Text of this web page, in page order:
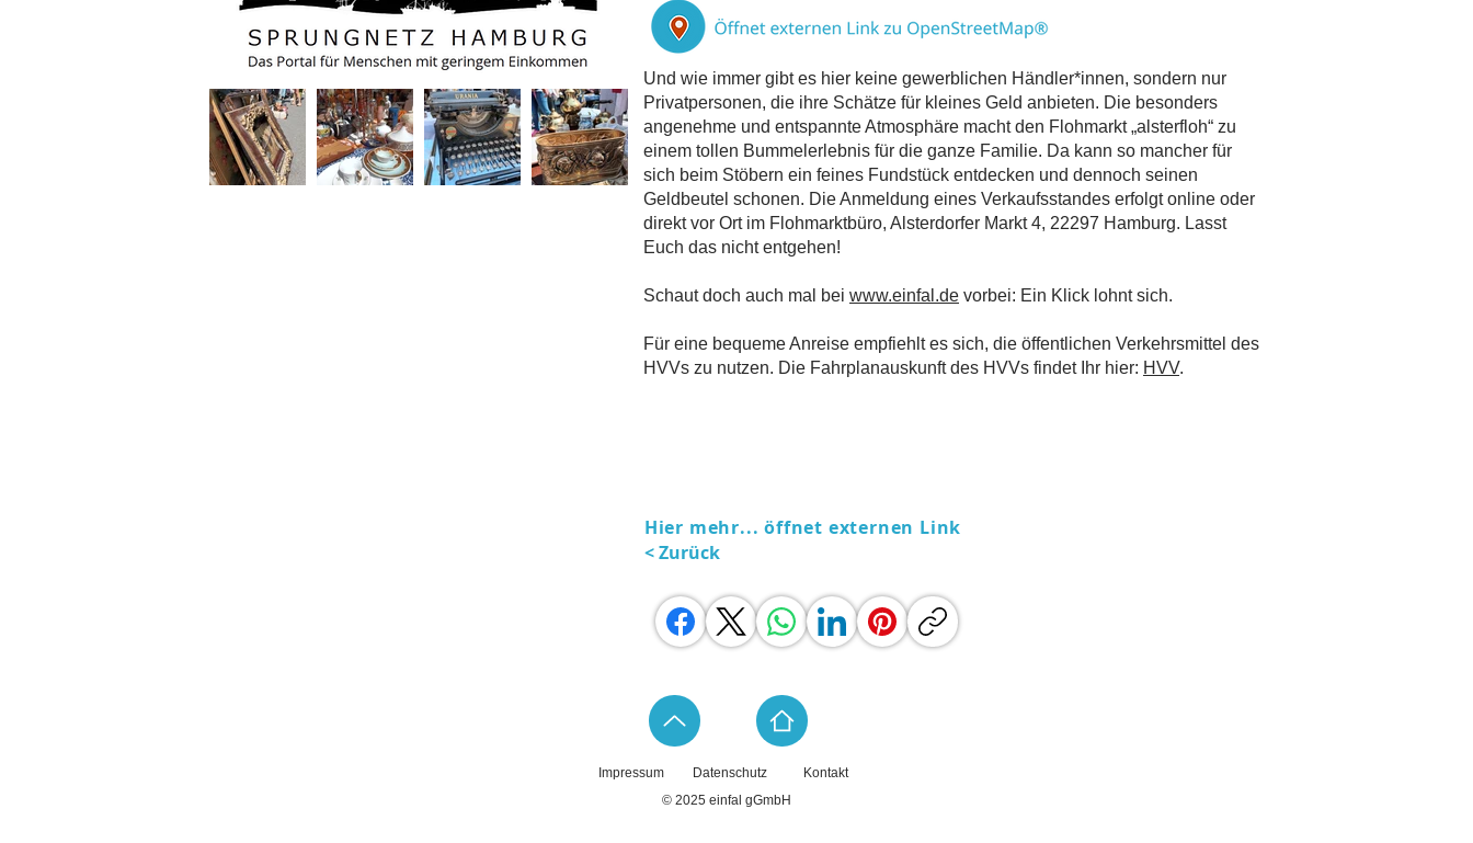
Und wie immer gibt es hier keine gewerblichen Händler*innen, sondern nur
Privatpersonen, die ihre Schätze für kleines Geld anbieten. Die besonders
angenehme und entspannte Atmosphäre macht den Flohmarkt „alsterfloh“ zu
einem tollen Bummelerlebnis für die ganze Familie. Da kann so mancher für
sich beim Stöbern ein feines Fundstück entdecken und dennoch seinen
Geldbeutel schonen. Die Anmeldung eines Verkaufsstandes erfolgt online oder
direkt vor Ort im Flohmarktbüro, Alsterdorfer Markt 4, 22297 Hamburg. Lasst
Euch das nicht entgehen!
Schaut doch auch mal bei www.einfal.de vorbei: Ein Klick lohnt sich.
Für eine bequeme Anreise empfiehlt es sich, die öffentlichen Verkehrsmittel des
HVVs zu nutzen. Die Fahrplanauskunft des HVVs findet Ihr hier: HVV.
Hier mehr... öffnet externen Link
< Zurück
Impressum Datenschutz
Kontakt
© 2025 einfal gGmbH